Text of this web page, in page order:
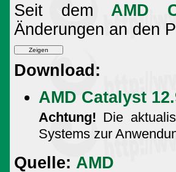
Seit dem AMD
Änderungen an den
Download:
AMD Catalyst
Achtung! Die
Systems zur
Quelle: AMD